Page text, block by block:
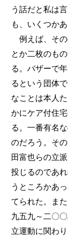
う話だと私は
も、いくつか
例えば、そ
とか二枚のも
る。バザーで
るという団体
なことは本人
かにケア付住
る。一番有名
のだろう。そ
田富也らの立
投じるのであ
うところかあ
てられた。ま
九五九～二〇
立運動に関わ